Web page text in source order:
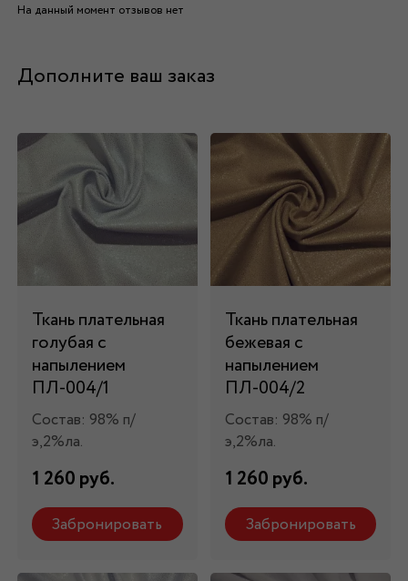
На данный момент отзывов нет
Дополните ваш заказ
Ткань плательная
голубая с
напылением
ПЛ-004/1
Состав: 98% п/
э,2%ла.
1 260 руб.
Забронировать
Ткань плательная
бежевая с
напылением
ПЛ-004/2
Состав: 98% п/
э,2%ла.
1 260 руб.
Забронировать